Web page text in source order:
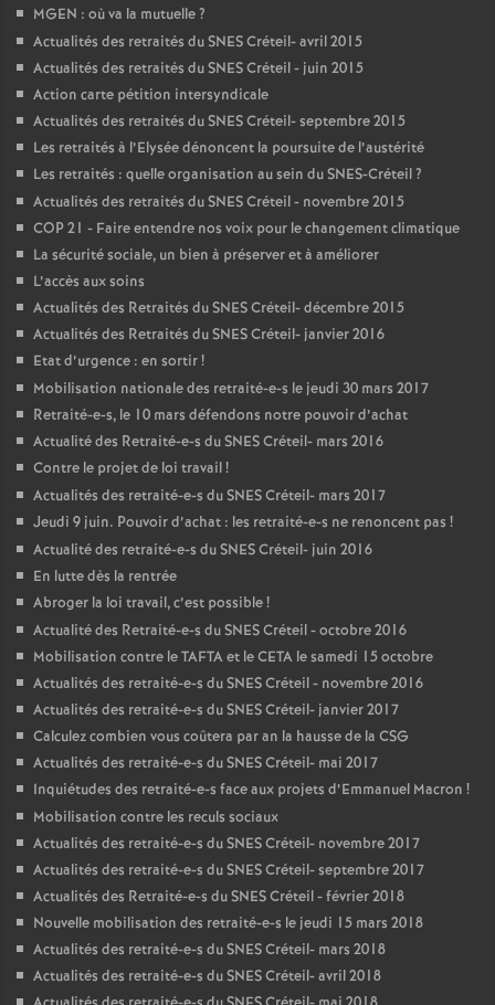
MGEN : où va la mutuelle?
Actualités des retraités duSNESCréteil- avril 2015
Actualités des retraités duSNESCréteil - juin 2015
Action carte pétition intersyndicale
Actualités des retraités duSNESCréteil- septembre 2015
Les retraités à l’Elysée dénoncent la poursuite de l’austérité
Les retraités : quelle organisation au sein duSNES-Créteil?
Actualités des retraités duSNESCréteil - novembre 2015
COP21 - Faire entendre nos voix pour le changement climatique
La sécurité sociale, un bien à préserver et à améliorer
L’accès aux soins
Actualités des Retraités duSNESCréteil- décembre 2015
Actualités des Retraités duSNESCréteil- janvier 2016
Etat d’urgence : en sortir!
Mobilisation nationale des retraité-e-s le jeudi 30 mars 2017
Retraité-e-s, le 10 mars défendons notre pouvoir d’achat
Actualité des Retraité-e-s duSNESCréteil- mars 2016
Contre le projet de loi travail!
Actualités des retraité-e-s duSNESCréteil- mars 2017
Jeudi 9 juin. Pouvoir d’achat : les retraité-e-s ne renoncent pas !
Actualité des retraité-e-s duSNESCréteil- juin 2016
En lutte dès la rentrée
Abroger la loi travail, c’est possible!
Actualité des Retraité-e-s duSNESCréteil - octobre 2016
Mobilisation contre leTAFTAet leCETA le samedi 15 octobre
Actualités des retraité-e-s duSNESCréteil - novembre 2016
Actualités des retraité-e-s duSNESCréteil- janvier 2017
Calculez combien vous coûtera par an la hausse de la CSG
Actualités des retraité-e-s duSNESCréteil- mai 2017
Inquiétudes des retraité-e-s face aux projets d’Emmanuel Macron !
Mobilisation contre les reculs sociaux
Actualités des retraité-e-s duSNESCréteil- novembre 2017
Actualités des retraité-e-s duSNESCréteil- septembre 2017
Actualités des Retraité-e-s duSNESCréteil - février 2018
Nouvelle mobilisation des retraité-e-s le jeudi 15 mars 2018
Actualités des retraité-e-s duSNESCréteil- mars 2018
Actualités des retraité-e-s duSNESCréteil- avril 2018